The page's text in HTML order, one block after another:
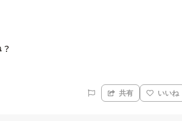
共有 いいね